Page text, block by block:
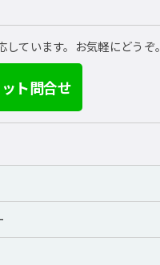
ています。お気軽にどうぞ。
ト問合せ